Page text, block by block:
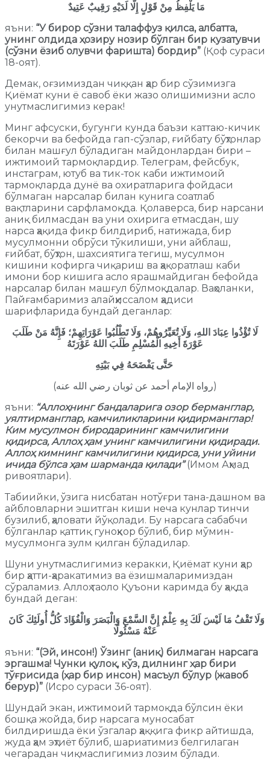
مَا يَلْفِظُ مِنْ قَوْلٍ إِلَّا لَدَيْهِ رَقِيبٌ عَتِيدٌ
яъни: “Убирор сўзни талаффуз қилса, албатта,
унинг олдида ҳозиру нозир бўлган бир кузатувчи
(сўзни ёзиб олувчи фаришта) бордир” (Қоф сураси
18-оят).
Демак, оғзимиздан чиққан ҳар бир сўзимизга
Қиёмат куни ё савоб ёки жазо олишимизни асло
унутмаслигимиз керак!
Минг афсуски, бугунги кунда баъзи каттаю-кичик
бекорчи ва бефойда гап-сўзлар, ғийбату бўҳтонлар
билан машғул бўладиган майдонлардан бири –
ижтимоий тармоқлардир. Телеграм, фейсбук,
инстаграм, ютуб ва тик-ток каби ижтимоий
тармоқларда дунё ва охиратларига фойдаси
бўлмаган нарсалар билан кунига соатлаб
вақтларини сарфламоқда. Қолаверса, бир нарсани
аниқ билмасдан ва уни охирига етмасдан, шу
нарса ҳақида фикр билдириб, натижада, бир
мусулмонни обрўси тўкилиши, уни айблаш,
ғийбат, бўҳтон, шахсиятига тегиш, мусулмон
кишини кофирга чиқариш ва ҳақоратлаш каби
имони бор кишига асло ярашмайдиган бефойда
нарсалар билан машғул бўлмоқдалар. Ваҳоланки,
Пайғамбаримиз алайҳиссалом ҳадиси
шарифларида бундай деганлар:
لَا تُؤْذُوا عِبَادَ اللهِ، وَلَا تُعَيِّرُوهُمْ، وَلَا تَطْلُبُوا عَوْرَاتِهِمْ؛ فَإِنَّهُ مَنْ طَلَبَ
عَوْرَةَ أَخِيهِ الْمُسْلِمِ طَلَبَ اللهُ عَوْرَتَهُ
حَتَّى يَفْضَحَهُ فِي بَيْتِهِ
(رواه الإمام أحمد عن ثوبان رضي الله عنه)
яъни: “Аллоҳнинг бандаларига озор берманглар,
уялтирманглар, камчиликларини қидирманглар!
Ким мусулмон биродарининг камчилигини
қидирса, Аллоҳ ҳам унинг камчилигини қидиради.
Аллоҳ кимнинг камчилигини қидирса, уни уйини
ичида бўлса ҳам шарманда қилади”(Имом Аҳмад
ривоятлари).
Табиийки, ўзига нисбатан нотўғри тана-дашном ва
айбловларни эшитган киши неча кунлар тинчи
бузилиб, ҳаловати йўқолади. Бу нарсага сабабчи
бўлганлар қаттиқ гуноҳкор бўлиб, бир мўмин-
мусулмонга зулм қилган бўладилар.
Шуни унутмаслигимиз керакки, Қиёмат куни ҳар
бир ҳатти-ҳаракатимиз ва ёзишмаларимиздан
сўраламиз. Аллоҳ таоло Қуъони каримда бу ҳақда
бундай деган:
عَنْهُ مَسْئُولًا
яъни: “(Эй, инсон!) Ўзинг (аниқ) билмаган нарсага
эргашма! Чунки қулоқ, кўз, дилнинг ҳар бири
тўғрисида (ҳар бир инсон) масъул бўлур (жавоб
берур)” (Исро сураси 36-оят).
Шундай экан, ижтимоий тармоқда бўлсин ёки
бошқа жойда, бир нарсага муносабат
билдиришда ёки ўзгалар ҳаққига фикр айтишда,
жуда ҳам эҳтиёт бўлиб, шариатимиз белгилаган
чегарадан чиқмаслигимиз лозим бўлади.